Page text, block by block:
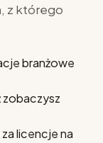
z którego
branżowe
licencje na